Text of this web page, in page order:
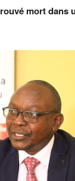
mort dans